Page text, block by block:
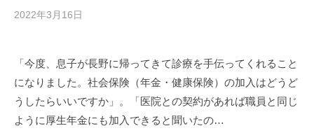
2022年3月16日
u
n
a
k
「今度、息子が長野に帰ってきて診療を手伝ってくれること
になりました。社会保険（年金・健康保険）の加入はどうど
うしたらいいですか」。「医院との契約があれば職員と同じ
ように厚生年金にも加入できると聞いたの…